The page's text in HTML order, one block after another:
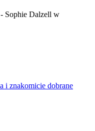
Sophie Dalzell w
i znakomicie dobrane